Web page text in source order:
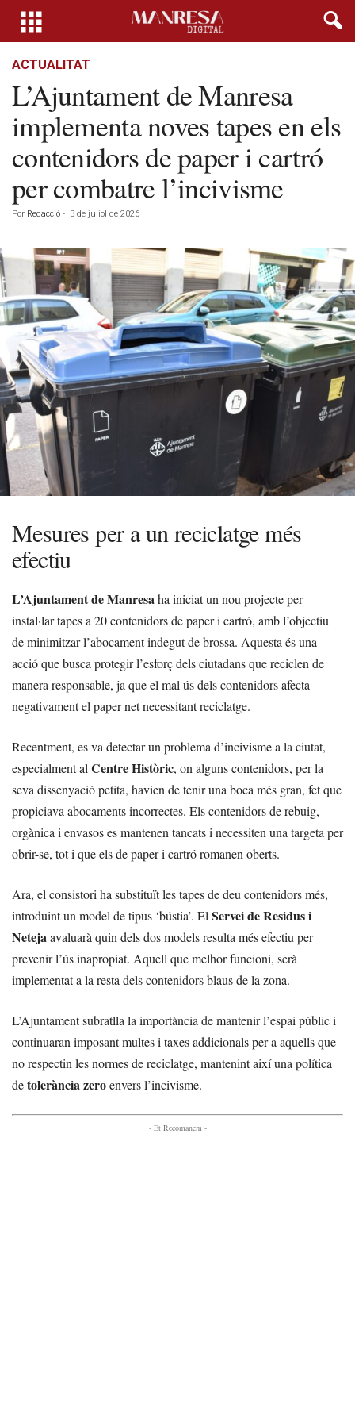
ACTUALITAT
L’Ajuntament de Manresa
implementa noves tapes en els
contenidors de paper i cartró
per combatre l’incivisme
Por Redacció - 3 de juliol de 2026
Mesures per a un reciclatge més
efectiu
L’Ajuntament de Manresa ha iniciat un nou projecte per
instal·lar tapes a 20 contenidors de paper i cartró, amb l’objectiu
de minimitzar l’abocament indegut de brossa. Aquesta és una
acció que busca protegir l’esforç dels ciutadans que reciclen de
manera responsable, ja que el mal ús dels contenidors afecta
negativament el paper net necessitant reciclatge.
Recentment, es va detectar un problema d’incivisme a la ciutat,
especialment al Centre Històric, on alguns contenidors, per la
seva dissenyació petita, havien de tenir una boca més gran, fet que
propiciava abocaments incorrectes. Els contenidors de rebuig,
orgànica i envasos es mantenen tancats i necessiten una targeta per
obrir-se, tot i que els de paper i cartró romanen oberts.
Ara, el consistori ha substituït les tapes de deu contenidors més,
introduint un model de tipus ‘bústia’. El Servei de Residus i
Neteja avaluarà quin dels dos models resulta més efectiu per
prevenir l’ús inapropiat. Aquell que melhor funcioni, serà
implementat a la resta dels contenidors blaus de la zona.
L’Ajuntament subratlla la importància de mantenir l’espai públic i
continuaran imposant multes i taxes addicionals per a aquells que
no respectin les normes de reciclatge, mantenint així una política
detolerància zeroenvers l’incivisme.
- Et Recomanem -